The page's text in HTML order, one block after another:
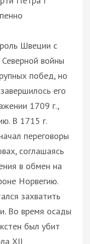
Швеции с
войны
побед, но
его
1709 г.,
В 1715 г.
переговоры
соглашаясь
в обмен на
Норвегию.
захватить
Во время осады
был убит
XII